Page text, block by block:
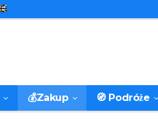
💰Zakup 🧭 Podróże